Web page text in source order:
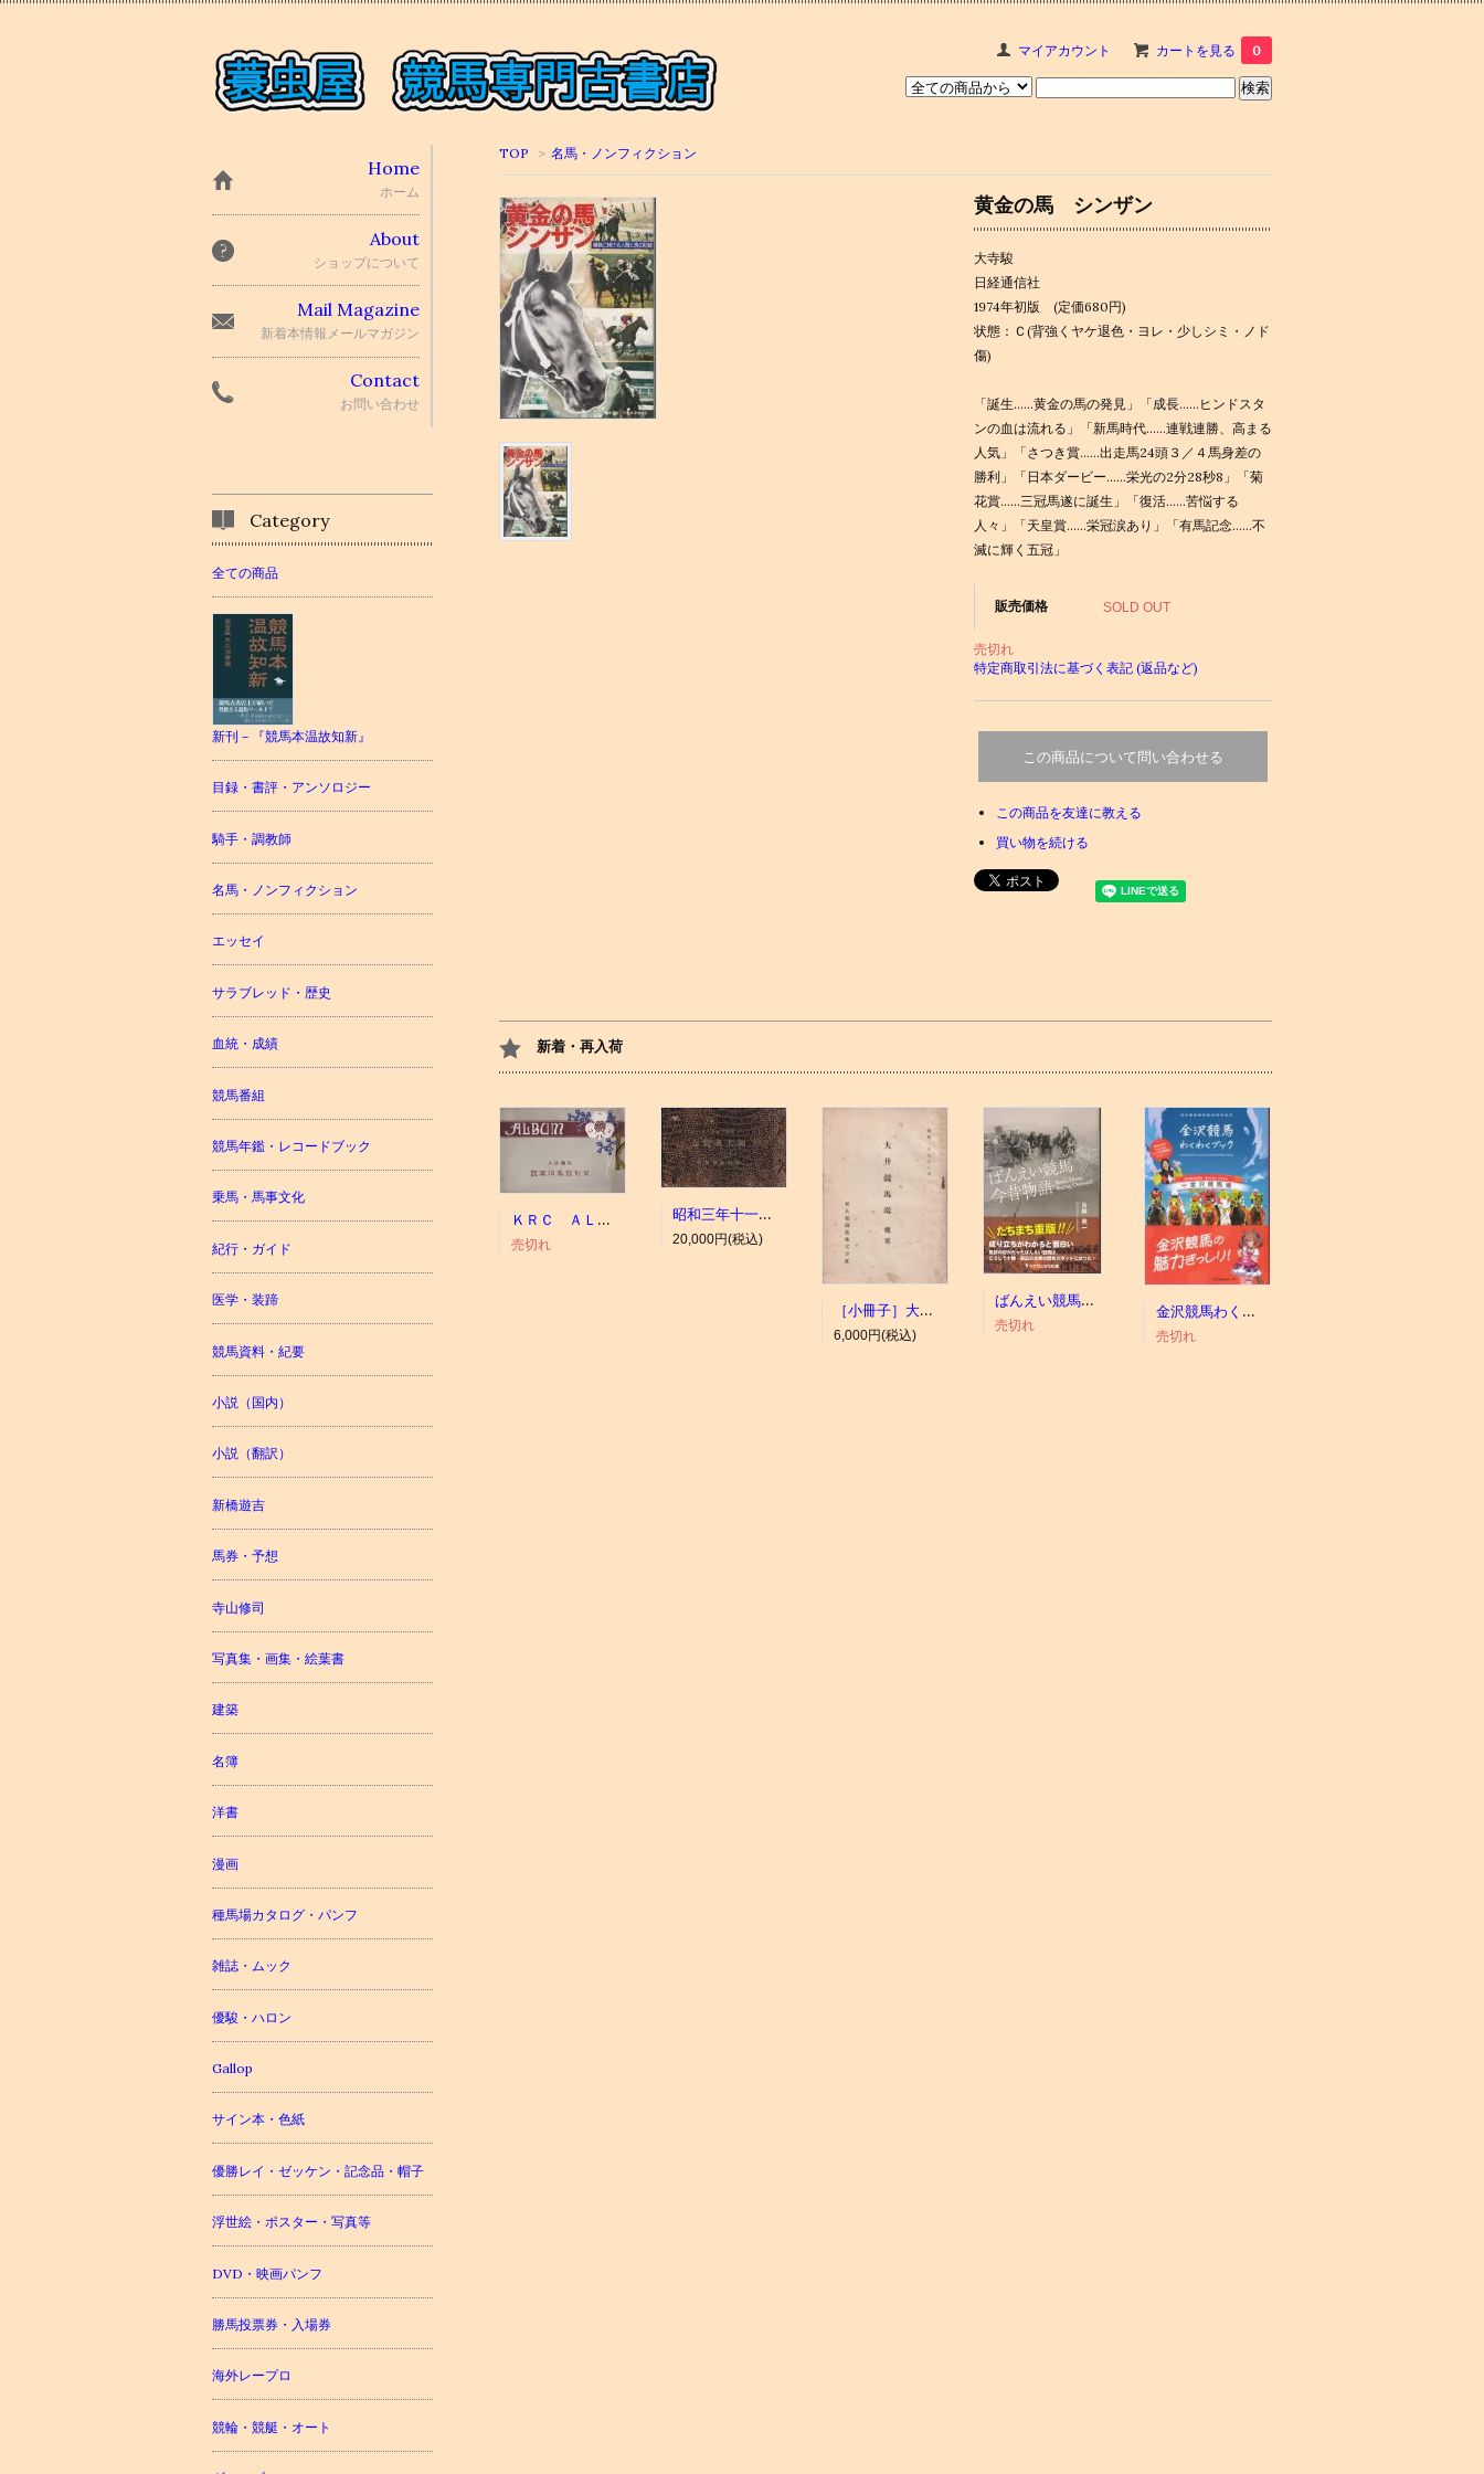
マイアカウント カートを見る 0
TOP > 名馬・ノンフィクション
黄金の馬 シンザン
大寺駿
日経通信社
1974年初版 (定価680円)
状態：Ｃ(背強くヤケ退色・ヨレ・少しシミ・ノド
傷)
「誕生……黄金の馬の発見」「成長……ヒンドスタ
ンの血は流れる」「新馬時代……連戦連勝、高まる
人気」「さつき賞……出走馬24頭３／４馬身差の
勝利」「日本ダービー……栄光の2分28秒8」「菊
花賞……三冠馬遂に誕生」「復活……苦悩する
人々」「天皇賞……栄冠涙あり」「有馬記念……不
滅に輝く五冠」
販売価格 SOLD OUT
売切れ
特定商取引法に基づく表記 (返品など)
この商品について問い合わせる
この商品を友達に教える
買い物を続ける
新着・再入荷
ＫＲＣ ＡＬＢＵＭ（京都競馬場写真帖）
売切れ
昭和三年十一月 御大典記念
20,000円(税込)
［小冊子］大井競馬場 概要
6,000円(税込)
ばんえい競馬今昔物語
売切れ
金沢競馬わくわくブック
売切れ
Home
ホーム
About
ショップについて
Mail Magazine
新着本情報メールマガジン
Contact
お問い合わせ
Category
全ての商品
新刊－『競馬本温故知新』
目録・書評・アンソロジー
騎手・調教師
名馬・ノンフィクション
エッセイ
サラブレッド・歴史
血統・成績
競馬番組
競馬年鑑・レコードブック
乗馬・馬事文化
紀行・ガイド
医学・装蹄
競馬資料・紀要
小説（国内）
小説（翻訳）
新橋遊吉
馬券・予想
寺山修司
写真集・画集・絵葉書
建築
名簿
洋書
漫画
種馬場カタログ・パンフ
雑誌・ムック
優駿・ハロン
Gallop
サイン本・色紙
優勝レイ・ゼッケン・記念品・帽子
浮世絵・ポスター・写真等
DVD・映画パンフ
勝馬投票券・入場券
海外レープロ
競輪・競艇・オート